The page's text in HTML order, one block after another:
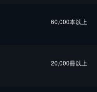
60,000本以上
20,000冊以上